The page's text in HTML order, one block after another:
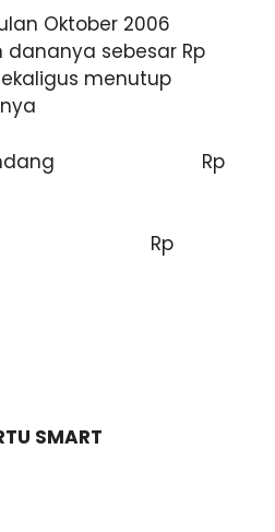
Oktober 2006
sebesar Rp
menutup
Ny. Endang Rp
Rp
SMART